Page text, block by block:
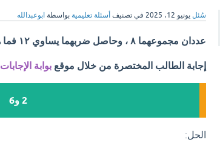
سُئل يونيو 12، 2025 في تصنيف أسئلة تعليمية بواسطة ابوعبدالله
عددان مجموعهما ٨ ، وحاصل ضربهما يساوي ١٢ فما هما العددان؟
إجابة الطالب المختصرة من خلال موقع بوابة الإجابات
2 و6
الحل: